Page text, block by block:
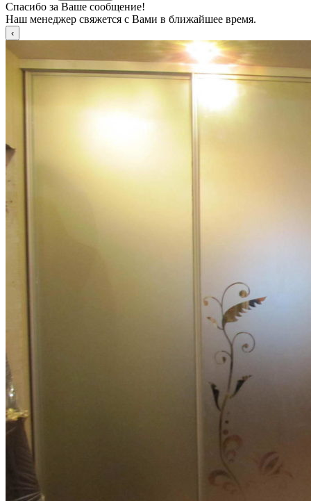
Спасибо за Ваше сообщение!
Наш менеджер свяжется с Вами в ближайшее время.